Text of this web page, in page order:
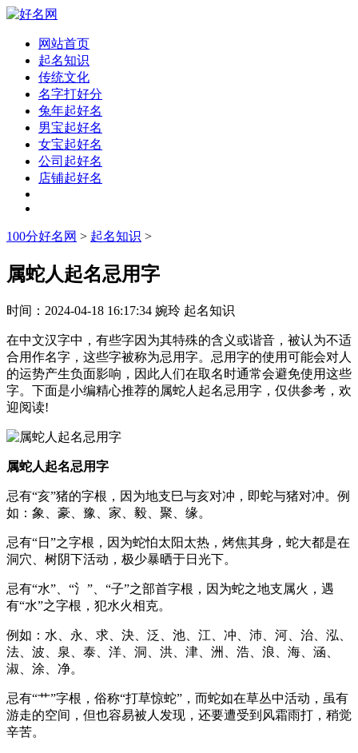
网站首页
起名知识
传统文化
名字打好分
兔年起好名
男宝起好名
女宝起好名
公司起好名
店铺起好名
100分好名网 > 起名知识 >
属蛇人起名忌用字
时间： 2024-04-18 16:17:34 婉玲 起名知识
在中文汉字中，有些字因为其特殊的含义或谐音，被认为不适
合用作名字，这些字被称为忌用字。忌用字的使用可能会对人
的运势产生负面影响，因此人们在取名时通常会避免使用这些
字。下面是小编精心推荐的属蛇人起名忌用字，仅供参考，欢
迎阅读!
属蛇人起名忌用字
忌有“亥”猪的字根，因为地支巳与亥对冲，即蛇与猪对冲。例
如：象、豪、豫、家、毅、聚、缘。
忌有“日”之字根，因为蛇怕太阳太热，烤焦其身，蛇大都是在
洞穴、树阴下活动，极少暴晒于日光下。
忌有“水”、“氵”、“子”之部首字根，因为蛇之地支属火，遇
有“水”之字根，犯水火相克。
例如：水、永、求、決、泛、池、江、冲、沛、河、治、泓、
法、波、泉、泰、洋、洞、洪、津、洲、浩、浪、海、涵、
淑、涂、净。
忌有“艹”字根，俗称“打草惊蛇”，而蛇如在草丛中活动，虽有
游走的空间，但也容易被人发现，还要遭受到风霜雨打，稍觉
辛苦。